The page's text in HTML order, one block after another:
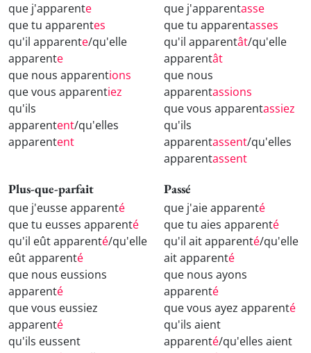
que j'apparente
que tu apparentes
qu'il apparente/qu'elle
apparente
que nous apparentions
que vous apparentiez
qu'ils
apparentent/qu'elles
apparentent
que j'apparentasse
que tu apparentasses
qu'il apparentât/qu'elle
apparentât
que nous
apparentassions
que vous apparentassiez
qu'ils
apparentassent/qu'elles
apparentassent
Plus-que-parfait
que j'eusse apparenté
que tu eusses apparenté
qu'il eût apparenté/qu'elle
eût apparenté
que nous eussions
apparenté
que vous eussiez
apparenté
qu'ils eussent
Passé
que j'aie apparenté
que tu aies apparenté
qu'il ait apparenté/qu'elle
ait apparenté
que nous ayons
apparenté
que vous ayez apparenté
qu'ils aient
apparenté/qu'elles aient